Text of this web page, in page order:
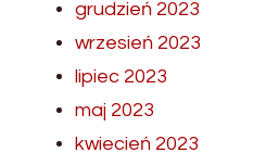
grudzień 2023
wrzesień 2023
lipiec 2023
maj 2023
kwiecień 2023